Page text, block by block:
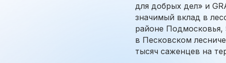
для добрых дел» и
значимый вклад в
районе
в Песковском
тысяч саженцев на